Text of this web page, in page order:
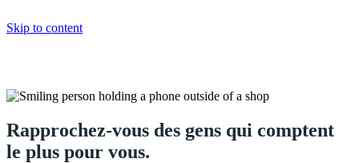
Skip to content
Rapprochez-vous des gens qui comptent
le plus pour vous.